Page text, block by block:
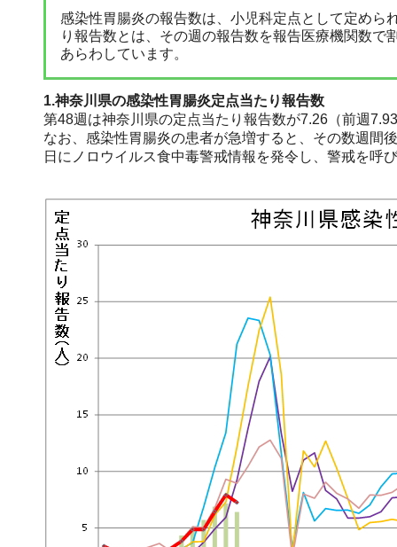
感染性胃腸炎の報告数は、小児科定点として定めら
り報告数とは、その週の報告数を報告医療機関数
あらわしています。
1.神奈川県の感染性胃腸炎定点当たり報告数
第48週は神奈川県の定点当たり報告数が7.26（前週
なお、感染性胃腸炎の患者が急増すると、その数週間
日にノロウイルス食中毒警戒情報を発令し、警戒を呼